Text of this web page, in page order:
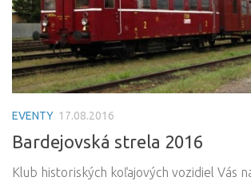
EVENTY 17.08.2016
Bardejovská strela 2016
Klub historiských koľajových vozidiel Vás